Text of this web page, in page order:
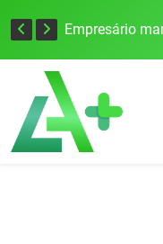
Empresário